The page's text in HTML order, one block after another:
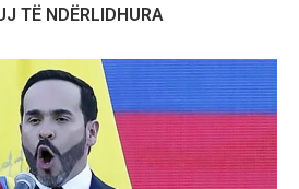
TË NDËRLIDHURA